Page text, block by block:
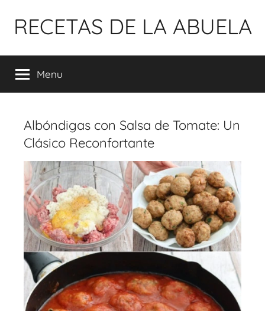
para
conteúdo
RECETAS DE LA ABUELA
Menu
Albóndigas con Salsa de Tomate: Un
Clásico Reconfortante